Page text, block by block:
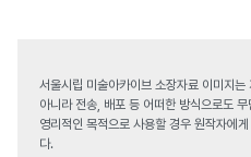
서울시립 미술아카이브 소장자료 이미지
아니라 전송, 배포 등 어떠한 방식으로도 무
영리적인 목적으로 사용할 경우 원작자에
다.